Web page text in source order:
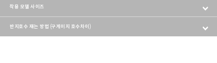
착용 모델 사이즈
반지호수 재는 방법 (구게이지 호수차이)